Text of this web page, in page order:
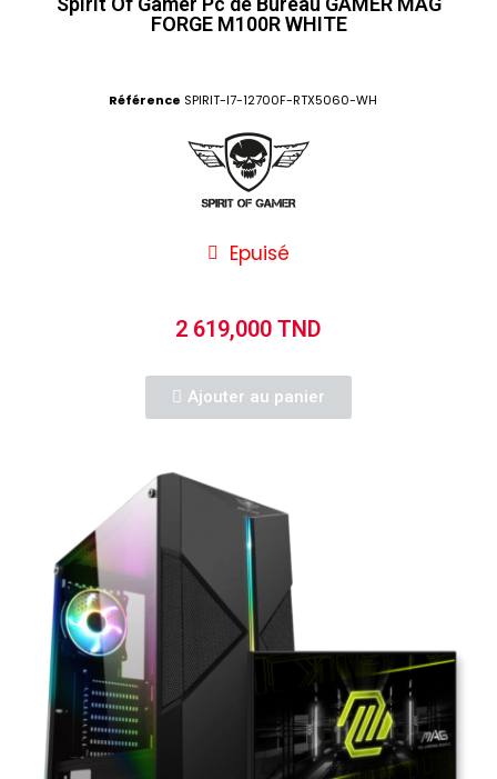
FORGE M100R WHITE
Référence SPIRIT-I7-12700F-RTX5060-WH
Epuisé
2 619,000 TND
Ajouter au panier